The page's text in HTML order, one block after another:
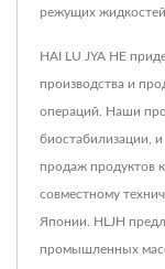
режущих
HAI LU JYA HE
производства и
операций. Наши
биостабилизации,
продаж продуктов
совместному
Японии. HLJH
промышленных